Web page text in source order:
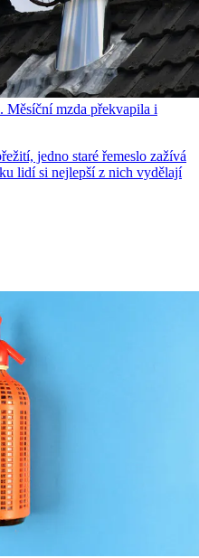
mzda překvapila i
jedno staré řemeslo zažívá
lidí si nejlepší z nich vydělají